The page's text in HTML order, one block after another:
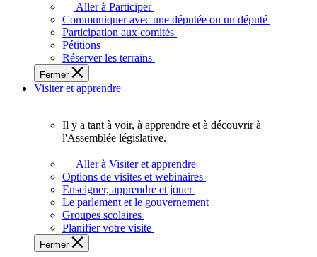
plein
potentiel,
l'Assemblée
a
besoin
de
Aller à Participer
Communiquer avec une députée ou un député
Participation aux comités
Pétitions
Réserver les terrains
Fermer
Visiter et apprendre
voir,
apprendre
et
à
Il y a tant à voir, à apprendre et à découvrir à
l'Assemblée législative.
Aller à Visiter et apprendre
Options de visites et webinaires
Enseigner, apprendre et jouer
Le parlement et le gouvernement
Groupes scolaires
Planifier votre visite
Fermer